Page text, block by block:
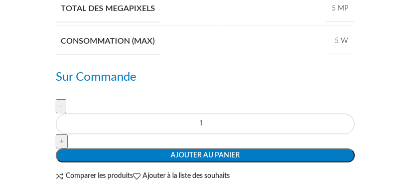
TOTAL DES MEGAPIXELS 5 MP
CONSOMMATION (MAX) 5 W
Sur Commande
AJOUTER AU PANIER
Comparer les produits Ajouter à la liste des souhaits